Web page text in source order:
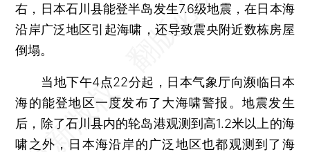
右，日本石川县能登半岛发生7.6级地震，在日本海
沿岸广泛地区引起海啸，还导致震央附近数栋房屋
倒塌。
当地下午4点22分起，日本气象厅向濒临日本
海的能登地区一度发布了大海啸警报。地震发生
后，除了石川县内的轮岛港观测到高1.2米以上的海
啸之外，日本海沿岸的广泛地区也都观测到了海